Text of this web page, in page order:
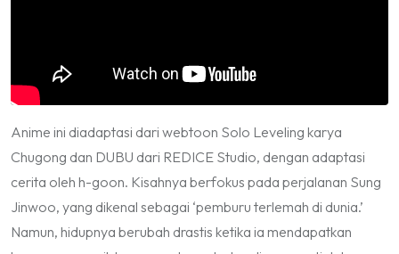
Anime ini diadaptasi dari webtoon Solo Leveling karya
Chugong dan DUBU dari REDICE Studio, dengan adaptasi
cerita oleh h-goon. Kisahnya berfokus pada perjalanan Sung
Jinwoo, yang dikenal sebagai ‘pemburu terlemah di dunia.’
Namun, hidupnya berubah drastis ketika ia mendapatkan